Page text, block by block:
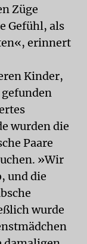
Züge
Gefühl, als
erinnert
Kinder,
wurden die
Paare
»Wir
und die
wurde